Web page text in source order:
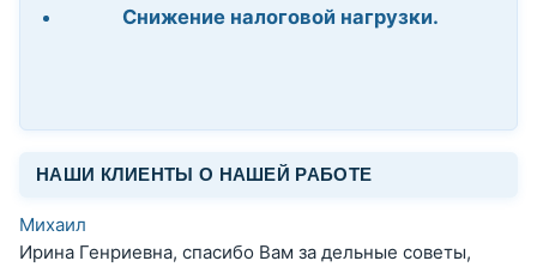
Снижение налоговой нагрузки.
НАШИ КЛИЕНТЫ О НАШЕЙ РАБОТЕ
Михаил
Ирина Генриевна, спасибо Вам за дельные советы,